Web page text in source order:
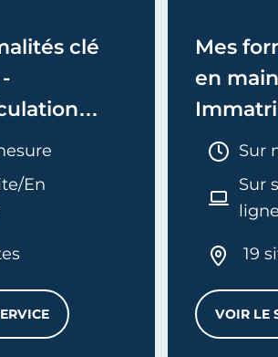
clé
entreprise
:
En
FORMALITÉS CLÉ EN MAIN -
Mes
en
Sur
Sur
19
VOIR LE